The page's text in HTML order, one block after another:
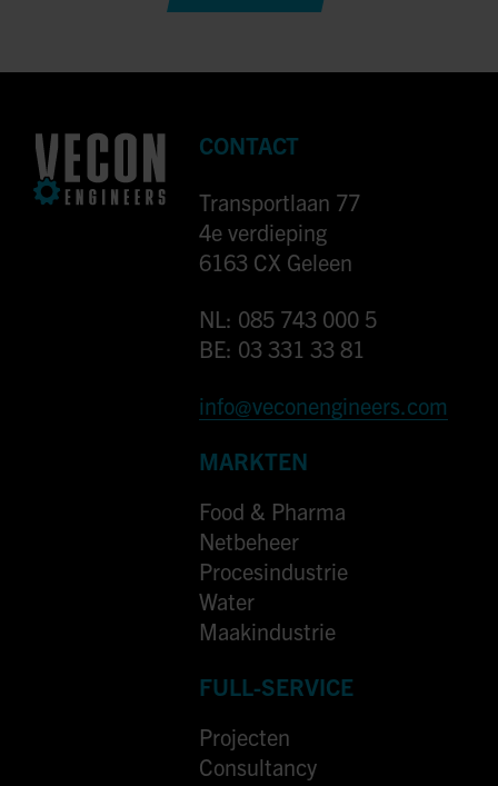
CONTACT
Transportlaan 77
4e verdieping
6163 CX Geleen
NL: 085 743 000 5
BE: 03 331 33 81
info@veconengineers.com
MARKTEN
Food & Pharma
Netbeheer
Procesindustrie
Water
Maakindustrie
FULL-SERVICE
Projecten
Consultancy